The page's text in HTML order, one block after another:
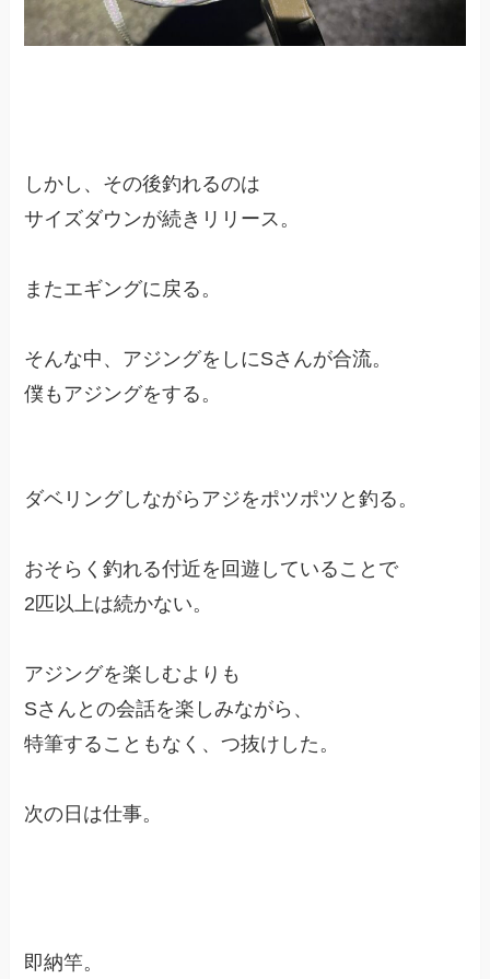
しかし、その後釣れるのは
サイズダウンが続きリリース。
またエギングに戻る。
そんな中、アジングをしにSさんが合流。
僕もアジングをする。
ダベリングしながらアジをポツポツと釣る。
おそらく釣れる付近を回遊していることで
2匹以上は続かない。
アジングを楽しむよりも
Sさんとの会話を楽しみながら、
特筆することもなく、つ抜けした。
次の日は仕事。
即納竿。